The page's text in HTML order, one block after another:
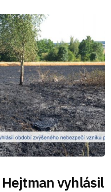
vyhlásil